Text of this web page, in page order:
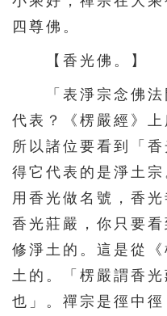
四尊佛。
【香光佛。】
「表淨宗念佛法
代表？《楞嚴經》上
所以諸位要看到「
得它代表的是淨土
用香光做名號，香
香光莊嚴，你只要
修淨土的。這是從
土的。「楞嚴謂香
也」。禪宗是徑中徑